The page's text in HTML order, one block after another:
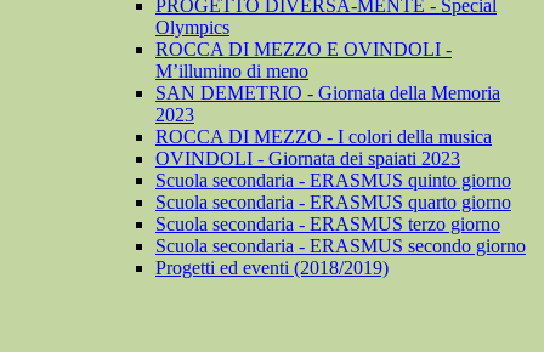
PROGETTO DIVERSA-MENTE - Special
Olympics
ROCCA DI MEZZO E OVINDOLI -
M’illumino di meno
SAN DEMETRIO - Giornata della Memoria
2023
ROCCA DI MEZZO - I colori della musica
OVINDOLI - Giornata dei spaiati 2023
Scuola secondaria - ERASMUS quinto giorno
Scuola secondaria - ERASMUS quarto giorno
Scuola secondaria - ERASMUS terzo giorno
Scuola secondaria - ERASMUS secondo giorno
Progetti ed eventi (2018/2019)